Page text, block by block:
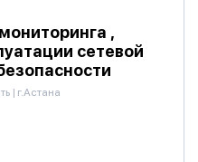
,
сетевой
| г.Астана